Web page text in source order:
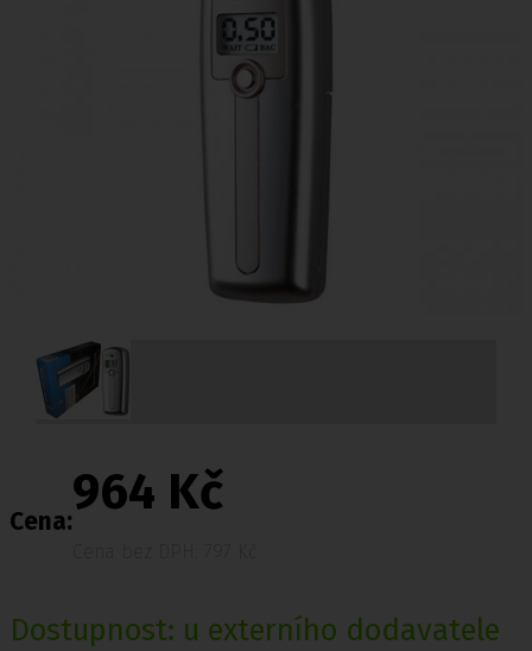
Cena:
964 Kč
Dostupnost: u externího dodavatele